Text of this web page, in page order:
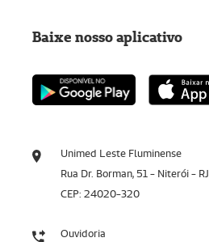
Unimed Leste Fluminense
Rua Dr. Borman, 51 - Niterói - RJ
CEP: 24020-320
Ouvidoria
Baixe nosso aplicativo